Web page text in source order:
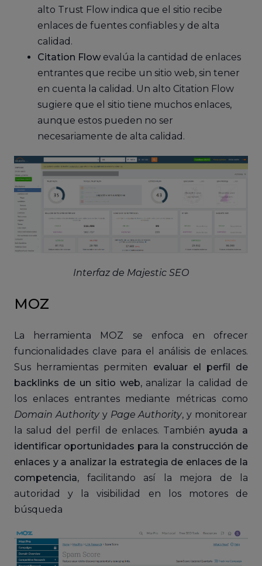
alto Trust Flow indica que el sitio recibe
enlaces de fuentes confiables y de alta
calidad.
Citation Flow evalúa la cantidad de enlaces
entrantes que recibe un sitio web, sin tener
en cuenta la calidad. Un alto Citation Flow
sugiere que el sitio tiene muchos enlaces,
aunque estos pueden no ser
necesariamente de alta calidad.
Interfaz de Majestic SEO
MOZ
La herramienta MOZ se enfoca en ofrecer
funcionalidades clave para el análisis de enlaces.
Sus herramientas permiten evaluar el perfil de
backlinks de un sitio web, analizar la calidad de
los enlaces entrantes mediante métricas como
Domain Authorityy Page Authority, y monitorear
la salud del perfil de enlaces. También ayuda a
identificar oportunidades para la construcción de
enlaces y a analizar la estrategia de enlaces de la
competencia, facilitando así la mejora de la
autoridad y la visibilidad en los motores de
búsqueda